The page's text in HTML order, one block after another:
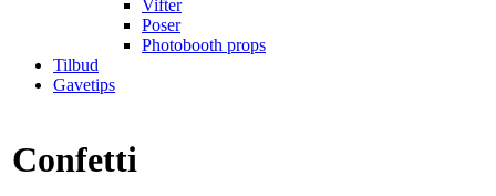
Vifter
Poser
Photobooth props
Tilbud
Gavetips
Confetti